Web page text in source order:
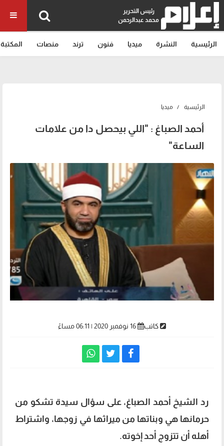
رئيس التحرير
محمد عبدالرحمن
الرئيسية النشرة ميديا فنون ترند منصات المكتبة
الرئيسية ميديا
أحمد الصباغ : "اللي بيحصل دا من علامات
الساعة"
كاتب
رد الشيخ أحمد الصباغ، على سؤال سيدة تشكو من
حرمانها هي وبناتها من ميراثها في زوجها، واشتراط
أهله أن تتزوج أحد إخوته.